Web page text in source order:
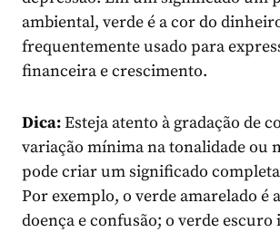
ambiental, verde é a cor do
frequentemente usado para
financeira e crescimento.
Dica:Esteja atento à gradação de
variação mínima na tonalidade ou
pode criar um significado
Por exemplo, o verde amarelado é
doença e confusão; o verde escuro